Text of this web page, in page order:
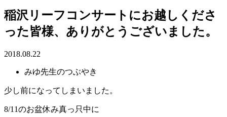
稲沢リーフコンサートにお越しくださ
った皆様、ありがとうございました。
2018.08.22
みゆ先生のつぶやき
少し前になってしまいました。
8/11のお盆休み真っ只中に